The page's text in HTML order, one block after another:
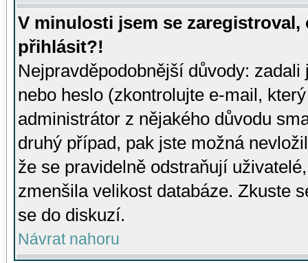
V minulosti jsem se
přihlásit?!
Nejpravděpodobnější důvody:
nebo heslo (zkontrolujte e-mail,
administrátor z nějakého důvodu
druhý případ, pak jste možná
že se pravidelně odstraňují
zmenšila velikost databáze. Zkuste
se do diskuzí.
Návrat nahoru